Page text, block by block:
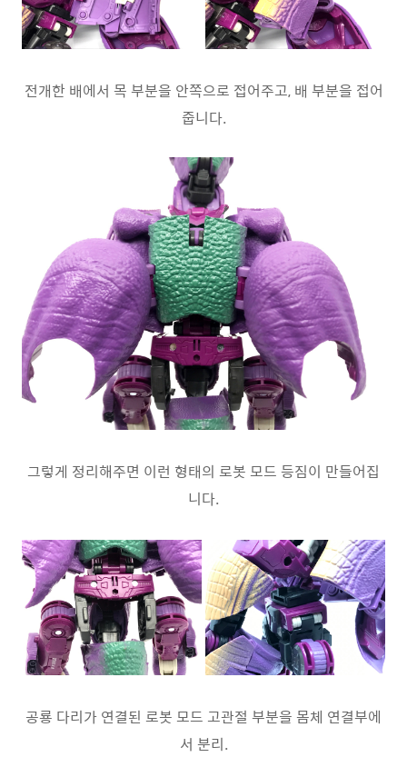
전개한 배에서 목 부분을 안쪽으로 접어주고, 배 부분을 접어
줍니다.
그렇게 정리해주면 이런 형태의 로봇 모드 등짐이 만들어집
니다.
공룡 다리가 연결된 로봇 모드 고관절 부분을 몸체 연결부에
서 분리.